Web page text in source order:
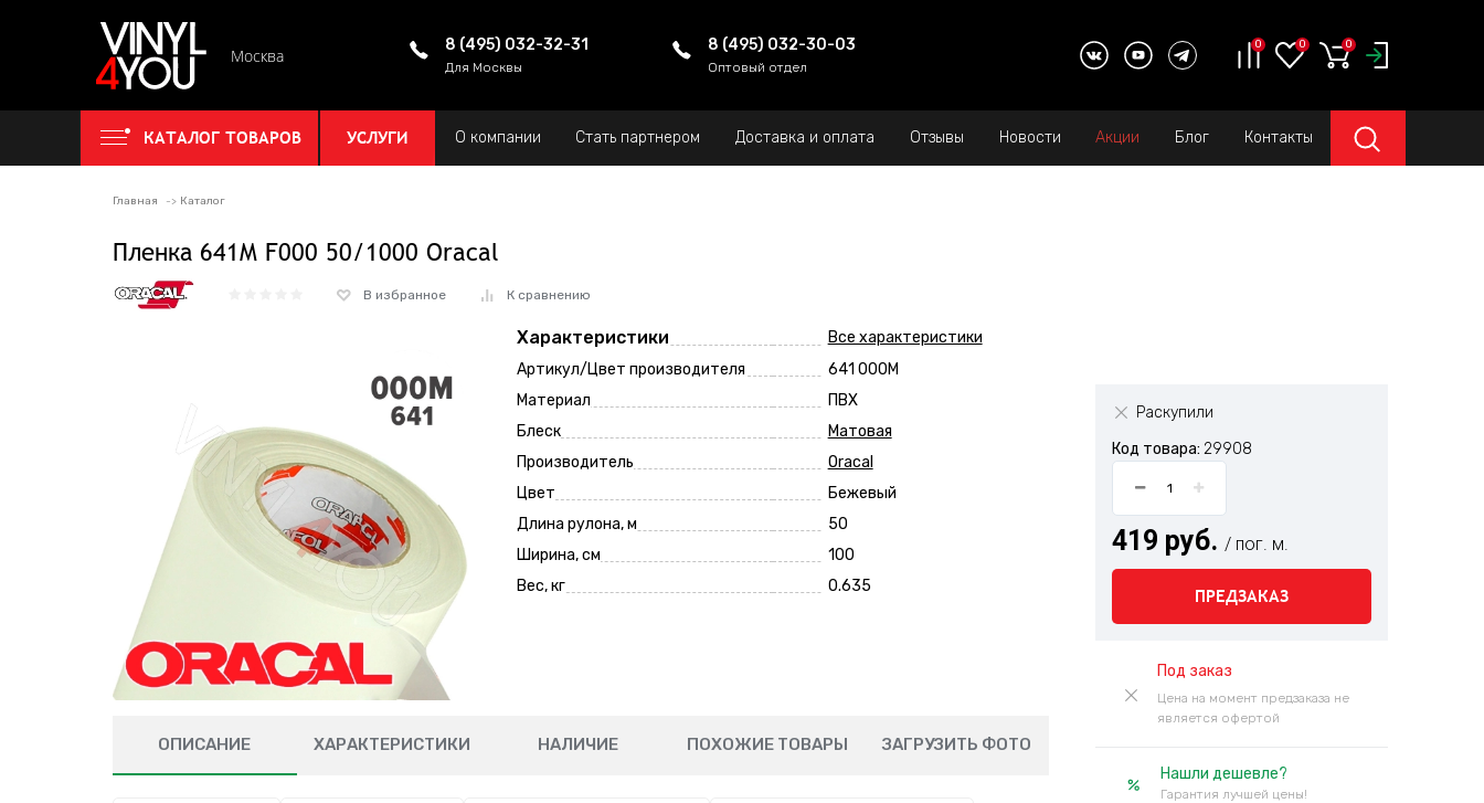
Москва
8 (495) 032-32-31
Для Москвы
8 (495) 032-30-03
Оптовый отдел
0 0 0
КАТАЛОГ ТОВАРОВ УСЛУГИ О компании Стать партнером Доставка и оплата Отзывы Новости Акции Блог Контакты
Главная Каталог
Пленка 641M F000 50/1000 Oracal
В избранное К сравнению
Характеристики
Все характеристики
Артикул/Цвет производителя
641 000M
Материал
ПВХ
Блеск
Матовая
Производитель
Oracal
Цвет
Бежевый
Длина рулона, м
50
Ширина, см
100
Вес, кг
0.635
Раскупили
Код товара: 29908
419 руб. / пог. м.
ПРЕДЗАКАЗ
Под заказ
Цена на момент предзаказа не
является офертой
Нашли дешевле?
Гарантия лучшей цены!
ОПИСАНИЕ ХАРАКТЕРИСТИКИ НАЛИЧИЕ ПОХОЖИЕ ТОВАРЫ ЗАГРУЗИТЬ ФОТО